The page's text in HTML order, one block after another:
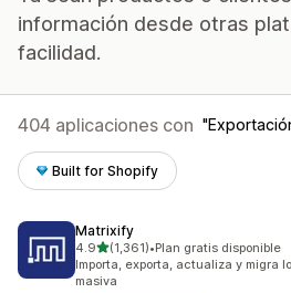
información desde otras
facilidad.
404 aplicaciones con
Built for Shopify
Matrixify
4.9de 5 estrellas
(1,361)
1361 reseñas en total
•Plan gratis disponible
Importa, exporta, actualiza y migra
masiva